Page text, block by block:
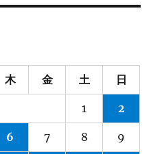
木 金 土 日
1 2
6 7 8 9